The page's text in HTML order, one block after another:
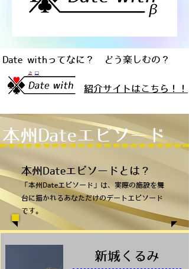
Date withってなに？ どう楽しむの？
紹介サイトはこちら！！
本州Dateエピソード
本州Dateエピソードとは？
「本州Dateエピソード」は、実際の施設を舞
台に描かれるあなただけのデートエピソード
です。
​新城くるみ